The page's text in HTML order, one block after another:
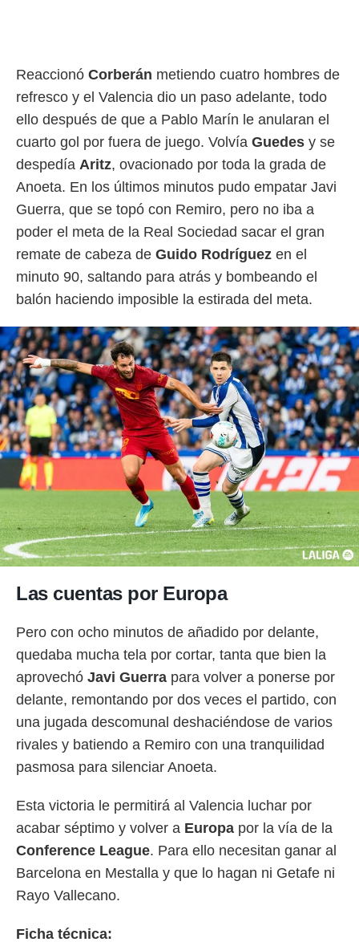
Reaccionó Corberán metiendo cuatro hombres de
refresco y el Valencia dio un paso adelante, todo
ello después de que a Pablo Marín le anularan el
cuarto gol por fuera de juego. Volvía Guedes y se
despedía Aritz, ovacionado por toda la grada de
Anoeta. En los últimos minutos pudo empatar Javi
Guerra, que se topó con Remiro, pero no iba a
poder el meta de la Real Sociedad sacar el gran
remate de cabeza de Guido Rodríguez en el
minuto 90, saltando para atrás y bombeando el
balón haciendo imposible la estirada del meta.
Las cuentas por Europa
Pero con ocho minutos de añadido por delante,
quedaba mucha tela por cortar, tanta que bien la
aprovechó Javi Guerra para volver a ponerse por
delante, remontando por dos veces el partido, con
una jugada descomunal deshaciéndose de varios
rivales y batiendo a Remiro con una tranquilidad
pasmosa para silenciar Anoeta.
Esta victoria le permitirá al Valencia luchar por
acabar séptimo y volver a Europa por la vía de la
Conference League. Para ello necesitan ganar al
Barcelona en Mestalla y que lo hagan ni Getafe ni
Rayo Vallecano.
Ficha técnica: